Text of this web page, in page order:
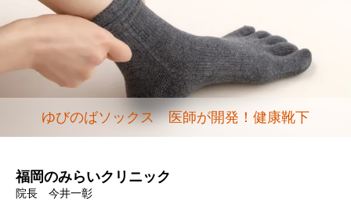
ゆびのばソックス 医師が開発！健康靴下
福岡のみらいクリニック
院長 今井一彰